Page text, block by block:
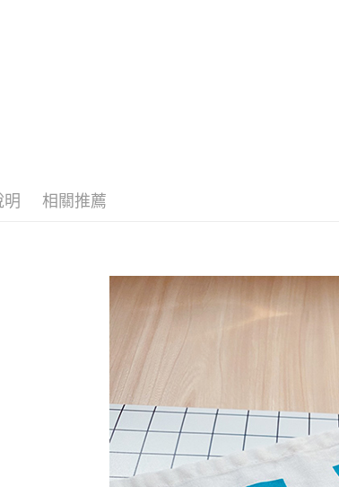
明 相關推薦